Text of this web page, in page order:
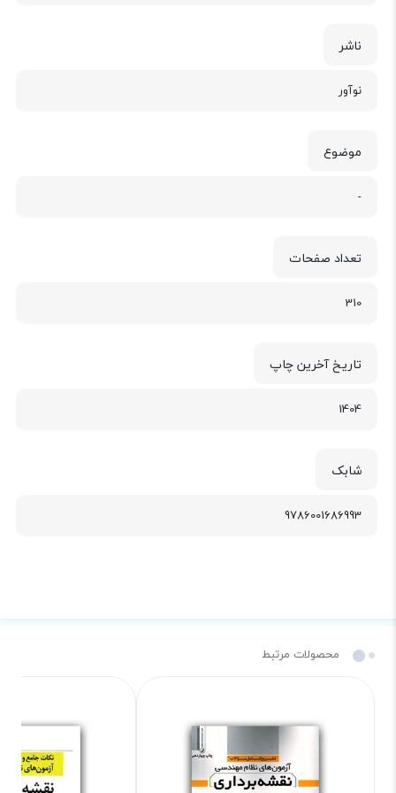
ناشر
نوآور
موضوع
-
تعداد صفحات
310
تاریخ آخرین چاپ
1404
شابک
9786001686993
محصولات مرتبط